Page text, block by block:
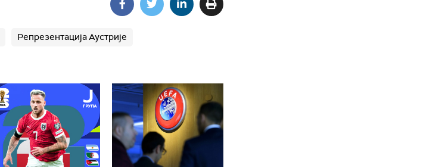
Репрезентација Аустрије